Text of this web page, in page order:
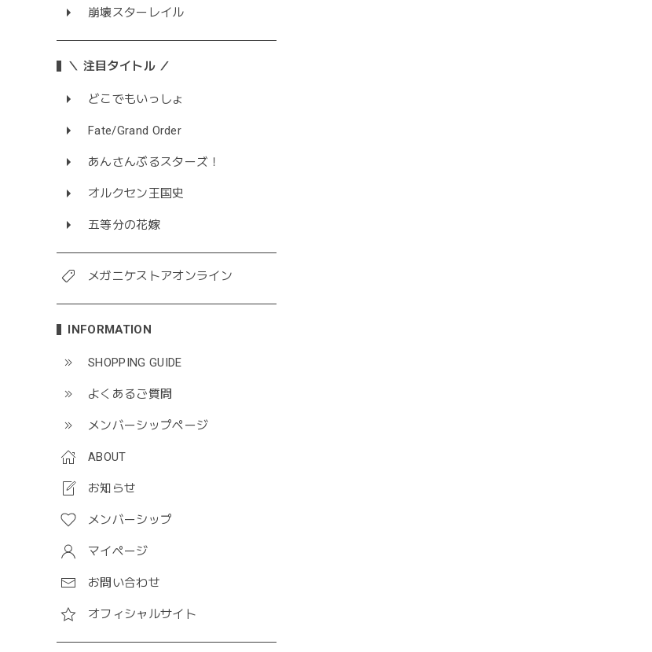
崩壊スターレイル
＼ 注目タイトル ／
どこでもいっしょ
Fate/Grand Order
あんさんぶるスターズ！
オルクセン王国史
五等分の花嫁
メガニケストアオンライン
INFORMATION
SHOPPING GUIDE
よくあるご質問
メンバーシップページ
ABOUT
お知らせ
メンバーシップ
マイページ
お問い合わせ
オフィシャルサイト